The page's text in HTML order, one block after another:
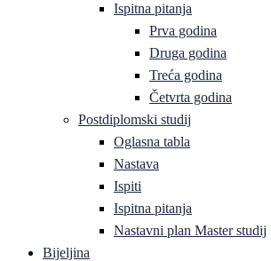
Ispitna pitanja
Prva godina
Druga godina
Treća godina
Četvrta godina
Postdiplomski studij
Oglasna tabla
Nastava
Ispiti
Ispitna pitanja
Nastavni plan Master studij
Bijeljina